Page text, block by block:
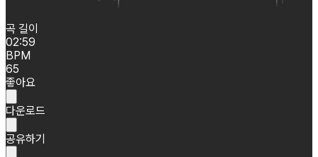
곡 길이
02:59
BPM
65
좋아요
다운로드
공유하기